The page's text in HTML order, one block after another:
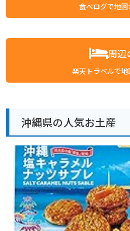
食べログで地図
周辺
楽天トラベルで地
沖縄県の人気お土産